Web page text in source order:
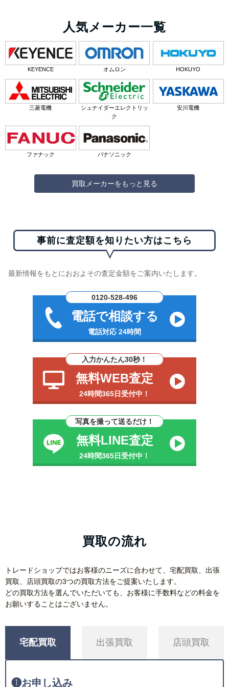
人気メーカー一覧
KEYENCE オムロン HOKUYO
三菱電機
シュナイダーエレクトリッ
ク
安川電機
ファナック パナソニック
買取メーカーをもっと見る
事前に査定額を知りたい方はこちら
最新情報をもとにおおよその査定金額をご案内いたします。
0120-528-496
電話で相談する
電話対応 24時間
入力かんたん30秒！
無料WEB査定
24時間365日受付中！
写真を撮って送るだけ！
無料LINE査定
24時間365日受付中！
買取の流れ
トレードショップではお客様のニーズに合わせて、宅配買取、出張
買取、店頭買取の3つの買取方法をご提案いたします。
どの買取方法を選んでいただいても、お客様に手数料などの料金を
お願いすることはございません。
宅配買取 出張買取 店頭買取
❶お申し込み